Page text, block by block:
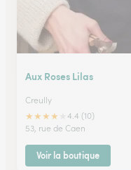
Aux Roses Lilas
Creully
★★★★
4.4 (10)
53, rue de Caen
Voir la boutique